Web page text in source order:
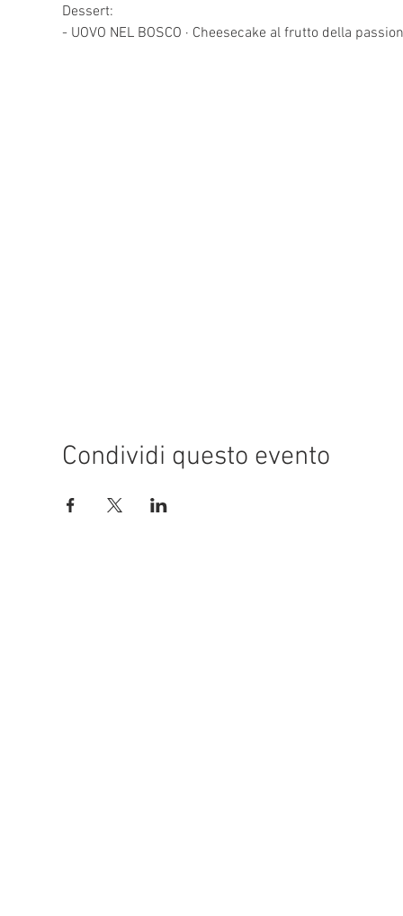
Dessert:
- UOVO NEL BOSCO · Cheesecake al frutto della
Condividi questo evento